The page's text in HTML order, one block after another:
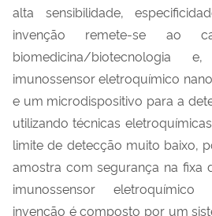
alta sensibilidade,
invenção remete-se ao
biomedicina/
imunossensor eletroquímico
e um microdispositivo para a
utilizando técnicas
limite de detecção muito baixo,
amostra com segurança na fixa
imunossensor eletroquímico
invenção é composto por um